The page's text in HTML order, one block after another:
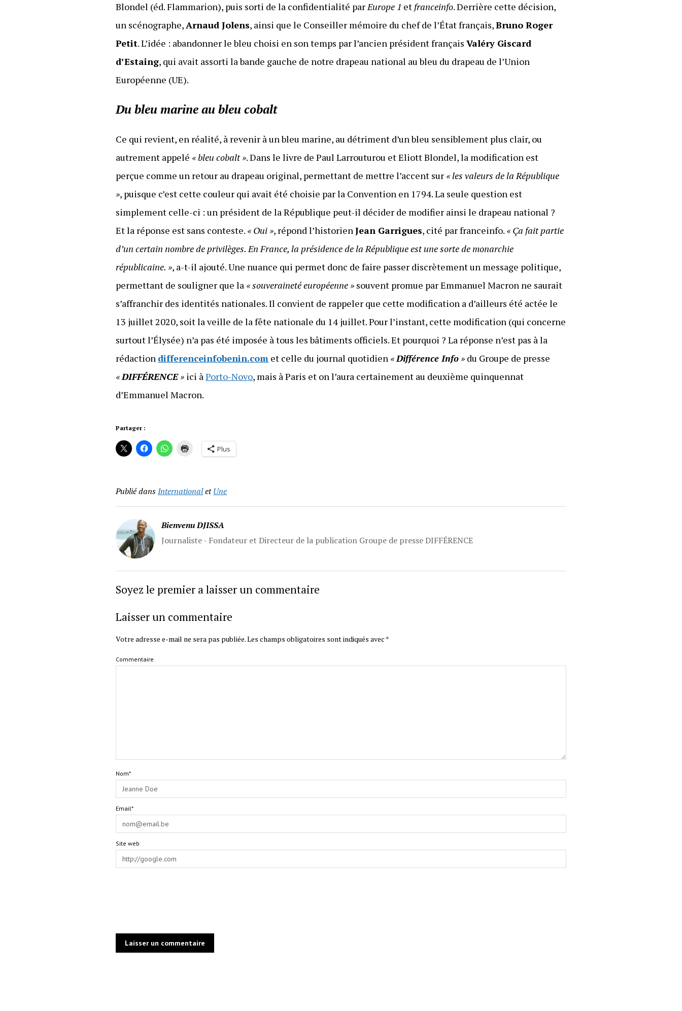
Blondel (éd. Flammarion), puis sorti de la confidentialité parEurope 1 et franceinfo. Derrière cette décision,
un scénographe,Arnaud Jolens, ainsi que le Conseiller mémoire du chef de l’État français,Bruno Roger
Petit. L’idée : abandonner le bleu choisi en son temps par l’ancien président françaisValéry Giscard
d’Estaing, qui avait assorti la bande gauche de notre drapeau national au bleu du drapeau de l’Union
Européenne (UE).
Du bleu marine au bleu cobalt
Ce qui revient, en réalité, à revenir à un bleu marine, au détriment d’un bleu sensiblement plus clair, ou
autrement appelé « bleu cobalt ». Dans le livre de Paul Larrouturou et Eliott Blondel, la modification est
perçue comme un retour au drapeau original, permettant de mettre l’accent sur « les valeurs de la République
», puisque c’est cette couleur qui avait été choisie par la Convention en 1794. La seule question est
simplement celle-ci : un président de la République peut-il décider de modifier ainsi le drapeau national ?
Et la réponse est sans conteste. « Oui », répond l’historienJean Garrigues, cité par franceinfo. « Ça fait partie
d’un certain nombre de privilèges. En France, la présidence de la République est une sorte de monarchie
républicaine. », a-t-il ajouté. Une nuance qui permet donc de faire passer discrètement un message politique,
permettant de souligner que la « souveraineté européenne » souvent promue par Emmanuel Macron ne saurait
s’affranchir des identités nationales. Il convient de rappeler que cette modification a d’ailleurs été actée le
13 juillet 2020, soit la veille de la fête nationale du 14 juillet. Pour l’instant, cette modification (qui concerne
surtout l’Élysée) n’a pas été imposée à tous les bâtiments officiels. Et pourquoi ? La réponse n’est pas à la
rédaction differenceinfobenin.com et celle du journal quotidien «Différence Info» du Groupe de presse
«DIFFÉRENCE» ici àPorto-Novo, mais à Paris et on l’aura certainement au deuxième quinquennat
d’Emmanuel Macron.
Partager :
Plus
Publié dansInternationaletUne
Bienvenu DJISSA
Journaliste - Fondateur et Directeur de la publication Groupe de presse DIFFÉRENCE
Soyez le premier a laisser un commentaire
Laisser un commentaire
Votre adresse e-mail ne sera pas publiée.Les champs obligatoires sont indiqués avec *
Commentaire
Nom*
Email*
Site web